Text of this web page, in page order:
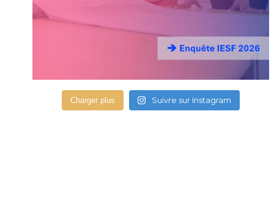
Charger plus Suivre sur Instagram